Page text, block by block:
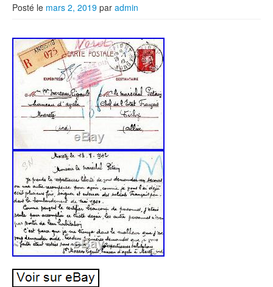
Posté le mars 2, 2019 par admin